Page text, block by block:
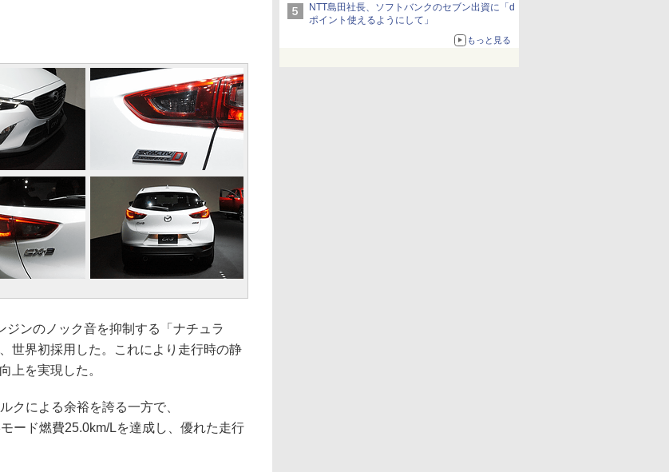
NTT島田社長、ソフトバンクのセブン出資に「d
ポイント使えるようにして」
もっと見る
ジンのノック音を抑制する「ナチュラ
世界初採用した。これにより走行時の静
上を実現した。
クによる余裕を誇る一方で、
ード燃費25.0km/Lを達成し、優れた走行